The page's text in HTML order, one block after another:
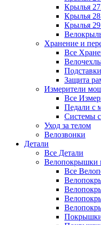
Крылья
Крылья
Крылья
Хранение и
Все
Защита
Измерители
Все
Педали с
Системы
Уход за телом
Велозвонки
Детали
Все Детали
Велопокрышки
Все